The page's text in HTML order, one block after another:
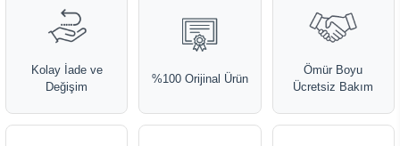
Kolay İade ve
Değişim
%100 Orijinal Ürün
Ömür Boyu
Ücretsiz Bakım